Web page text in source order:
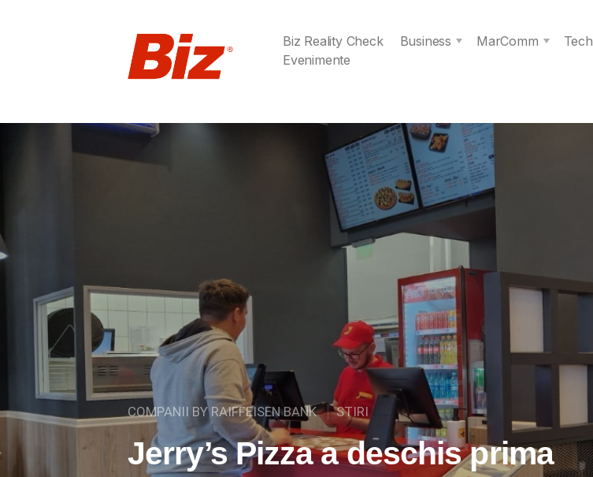
Biz Reality Check Business MarComm Tech
Evenimente
COMPANII BY RAIFFEISEN BANK STIRI
Jerry’s Pizza a deschis prima